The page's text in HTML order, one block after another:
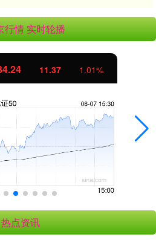
行情 实时轮播
11.37 1.01%
热点资讯